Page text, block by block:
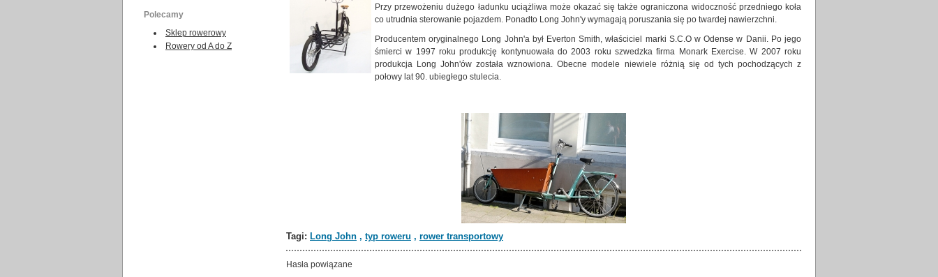
Polecamy
Sklep rowerowy
Rowery od A do Z
Przy przewożeniu dużego ładunku uciążliwa może okazać się także ograniczona widoczność przedniego koła
co utrudnia sterowanie pojazdem. Ponadto Long John'y wymagają poruszania się po twardej nawierzchni.
Producentem oryginalnego Long John'a był Everton Smith, właściciel marki S.C.O w Odense w Danii. Po jego
śmierci w 1997 roku produkcję kontynuowała do 2003 roku szwedzka firma Monark Exercise. W 2007 roku
produkcja Long John'ów została wznowiona. Obecne modele niewiele różnią się od tych pochodzących z
połowy lat 90. ubiegłego stulecia.
Tagi: Long John , typ roweru , rower transportowy
Hasła powiązane